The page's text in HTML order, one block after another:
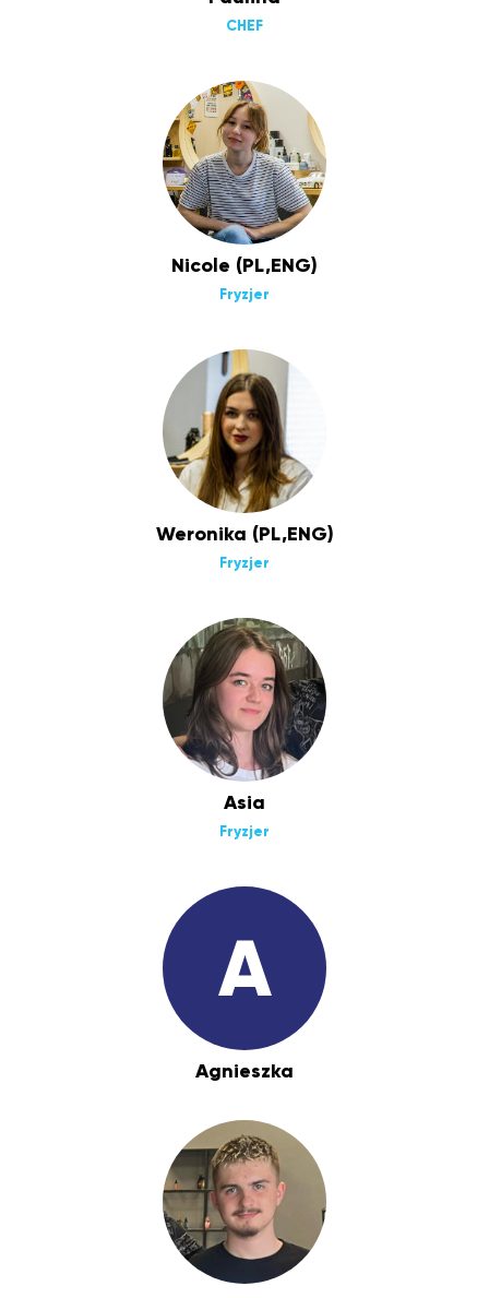
CHEF
Nicole (PL,ENG)
Fryzjer
Weronika (PL,ENG)
Fryzjer
Asia
Fryzjer
A
Agnieszka